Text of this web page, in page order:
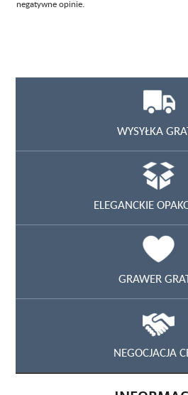
negatywne opinie.
WYSYŁKA
ELEGANCKIE
GRAWER
NEGOCJACJA